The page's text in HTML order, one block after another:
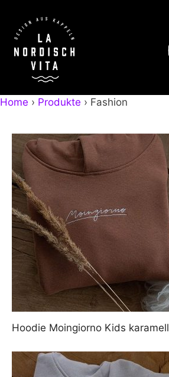
Inhalt
springen
Home › Produkte › Fashion
Hoodie Moingiorno Kids karamell